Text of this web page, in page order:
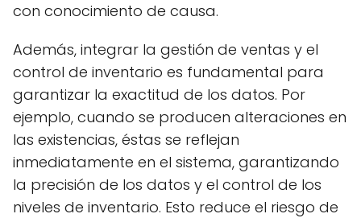
con conocimiento de causa.
Además, integrar la gestión de ventas y el
control de inventario es fundamental para
garantizar la exactitud de los datos. Por
ejemplo, cuando se producen alteraciones en
las existencias, éstas se reflejan
inmediatamente en el sistema, garantizando
la precisión de los datos y el control de los
niveles de inventario. Esto reduce el riesgo de